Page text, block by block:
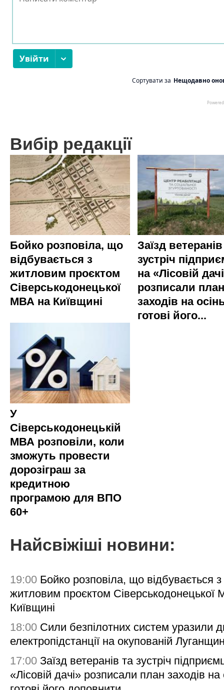
Вибір редакції
Бойко розповіла, що
відбувається з
житловим проєктом
Сіверськодонецької
МВА на Київщині
Заїзд
зустріч
на «Лісовій
розписали план
заходів на
готові його...
У
Сіверськодонецькій
МВА розповіли, коли
зможуть провести
дорозіграш за
кредитною
програмою для ВПО
60+
Найсвіжіші новини:
19:00 Бойко розповіла, що відбувається з
житловим проєктом Сіверськодонецької
Київщині
18:00 Сили безпілотних систем уразили
електропідстанції на окупованій
17:00 Заїзд ветеранів та зустріч
«Лісовій дачі» розписали план заходів на